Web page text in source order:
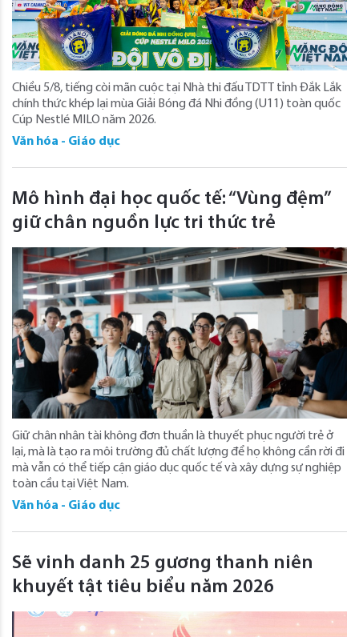
Chiều 5/8, tiếng còi mãn cuộc tại Nhà thi đấu TDTT tỉnh Đắk Lắk
chính thức khép lại mùa Giải Bóng đá Nhi đồng (U11) toàn quốc
Cúp Nestlé MILO năm 2026.
Văn hóa - Giáo dục
Mô hình đại học quốc tế: “Vùng đệm”
giữ chân nguồn lực tri thức trẻ
Giữ chân nhân tài không đơn thuần là thuyết phục người trẻ ở
lại, mà là tạo ra môi trường đủ chất lượng để họ không cần rời đi
mà vẫn có thể tiếp cận giáo dục quốc tế và xây dựng sự nghiệp
toàn cầu tại Việt Nam.
Văn hóa - Giáo dục
Sẽ vinh danh 25 gương thanh niên
khuyết tật tiêu biểu năm 2026